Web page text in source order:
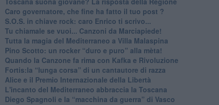
Caro governatore, che fine ha fatto il tuo post ?
S.O.S. in chiave rock: caro Enrico ti scrivo...
Tu chiamale se vuoi... Canzoni da Marciapiede!
​Tutta la magia del Mediterraneo a Villa Malaspina
​Pino Scotto: un rocker “duro e puro” alla mèta!
​Quando la Canzone fa rima con Kafka e Rivoluzione
​Fortis:la “lunga corsa” di un cantautore di razza
Alice e il Premio Internazionale della Libertà
​L'incanto del Mediterraneo abbraccia la Toscana
​Diego Spagnoli e la “macchina da guerra” di Vasco